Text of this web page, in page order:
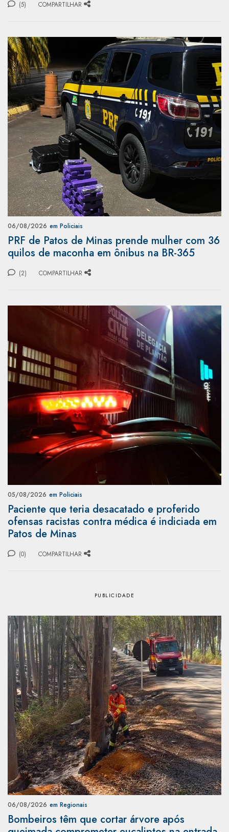
(5) COMPARTILHAR
06/08/2026 em Policiais
PRF de Patos de Minas prende mulher com 36
quilos de maconha em ônibus na BR-365
(2) COMPARTILHAR
05/08/2026 em Policiais
Paciente que teria desacatado e proferido
ofensas racistas contra médica é indiciada em
Patos de Minas
(0) COMPARTILHAR
06/08/2026 em Regionais
Bombeiros têm que cortar árvore após